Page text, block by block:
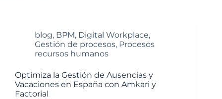
blog, BPM, Digital Workplace,
Gestión de procesos, Procesos
recursos humanos
Optimiza la Gestión de Ausencias y
Vacaciones en España con Amkari y
Factorial